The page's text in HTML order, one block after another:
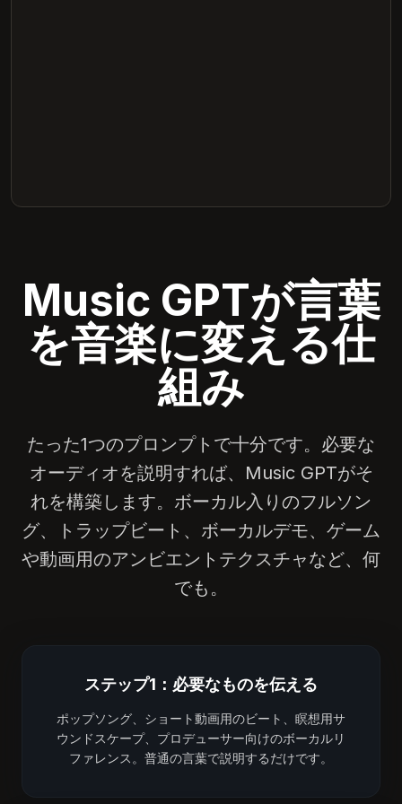
Music GPTが言葉
を音楽に変える仕
組み
たった1つのプロンプトで十分です。必要な
オーディオを説明すれば、Music GPTがそ
れを構築します。ボーカル入りのフルソン
グ、トラップビート、ボーカルデモ、ゲーム
や動画用のアンビエントテクスチャなど、何
でも。
ステップ1：必要なものを伝える
ポップソング、ショート動画用のビート、瞑想用サ
ウンドスケープ、プロデューサー向けのボーカルリ
ファレンス。普通の言葉で説明するだけです。